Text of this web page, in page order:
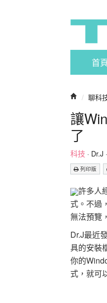
首
/ 聊科
讓
了
科技 · Dr.J
列印版
許多人
式。不過
無法預覽
Dr.J最近
具的安裝
你的
式，就可